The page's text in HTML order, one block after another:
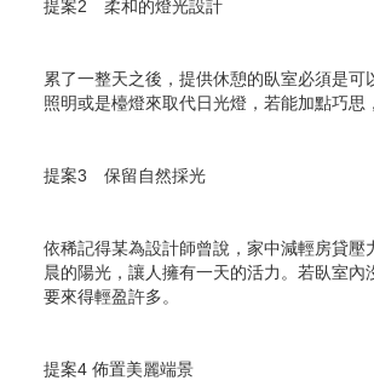
提案2 柔和的燈光設計
累了一整天之後，提供休憩的臥室必須是
照明或是檯燈來取代日光燈，若能加點巧思
提案3 保留自然採光
依稀記得某為設計師曾說，家中減輕房貸
晨的陽光，讓人擁有一天的活力。若臥室
要來得輕盈許多。
提案4 佈置美麗端景